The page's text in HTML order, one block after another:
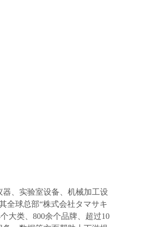
、实验室设备、机械加工设
全球总部“株式会社タマサキ
大类、800余个品牌、超过10